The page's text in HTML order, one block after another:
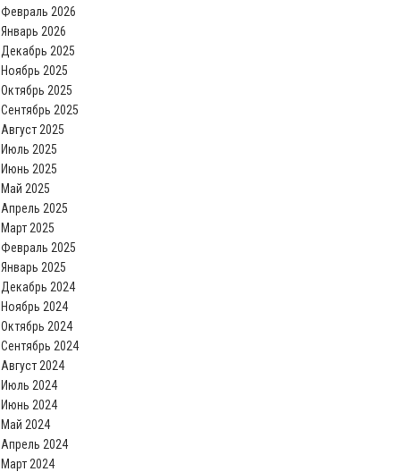
Февраль 2026
Январь 2026
Декабрь 2025
Ноябрь 2025
Октябрь 2025
Сентябрь 2025
Август 2025
Июль 2025
Июнь 2025
Май 2025
Апрель 2025
Март 2025
Февраль 2025
Январь 2025
Декабрь 2024
Ноябрь 2024
Октябрь 2024
Сентябрь 2024
Август 2024
Июль 2024
Июнь 2024
Май 2024
Апрель 2024
Март 2024